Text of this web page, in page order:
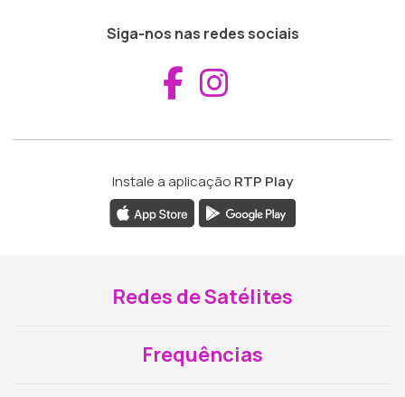
Siga-nos nas redes sociais
Aceder ao
Instale a aplicação RTP Play
Redes de Satélites
Frequências